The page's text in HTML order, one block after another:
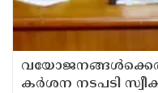
കർശന നടപടി